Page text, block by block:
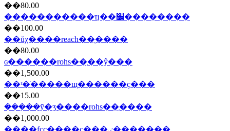
��80.00
�����������ҵ��׼��������
��100.00
��ůχ����reach��֤����
��80.00
ɢ������rohs��֤��ŷ���
��1,500.00
��ʳ�ֺ�����щ������ҫ���
��15.00
���ܼ��ȳ�ʒ����rohs��֤����
��1,000.00